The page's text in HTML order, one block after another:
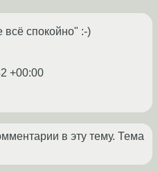
всё спокойно" :-)
+00:00
в эту тему. Тема